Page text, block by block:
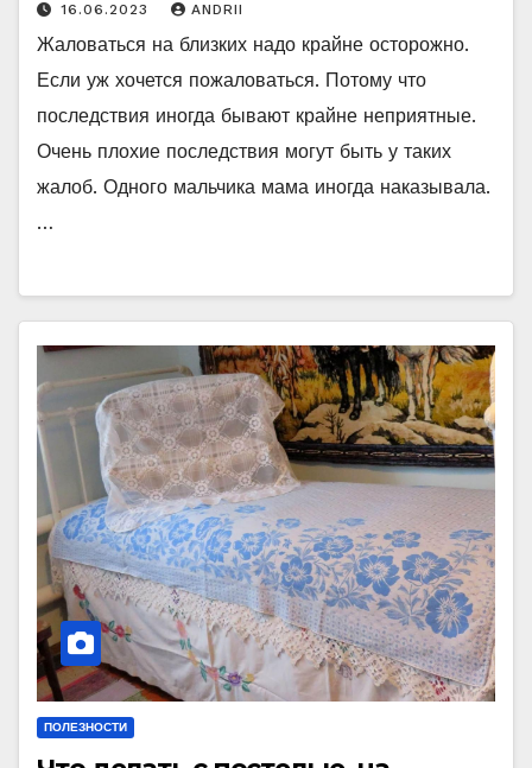
16.06.2023 ANDRII
Жаловаться на близких надо крайне осторожно.
Если уж хочется пожаловаться. Потому что
последствия иногда бывают крайне неприятные.
Очень плохие последствия могут быть у таких
жалоб. Одного мальчика мама иногда наказывала.
…
ПОЛЕЗНОСТИ